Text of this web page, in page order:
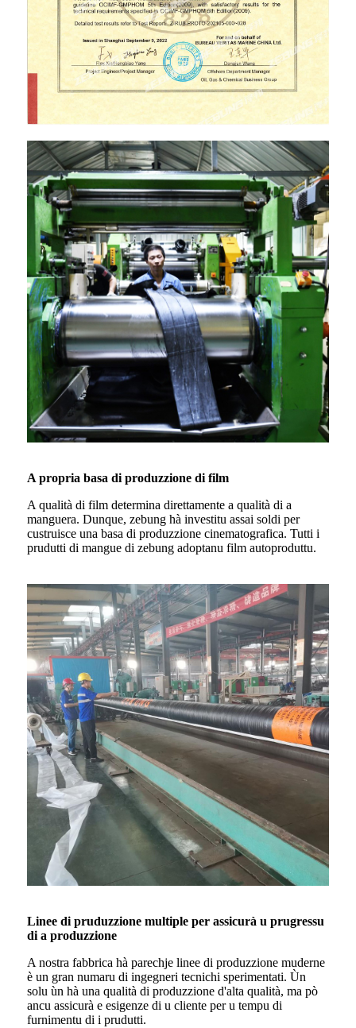
A propria basa di produzzione di film
A qualità di film determina direttamente a qualità di a
manguera. Dunque, zebung hà investitu assai soldi per
custruisce una basa di produzzione cinematografica. Tutti i
prudutti di mangue di zebung adoptanu film autoproduttu.
Linee di pruduzzione multiple per assicurà u prugressu
di a produzzione
A nostra fabbrica hà parechje linee di produzzione muderne
è un gran numaru di ingegneri tecnichi sperimentati. Ùn
solu ùn hà una qualità di produzzione d'alta qualità, ma pò
ancu assicurà e esigenze di u cliente per u tempu di
furnimentu di i prudutti.